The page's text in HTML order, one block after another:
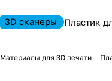
3D сканеры Пластик
Материалы для 3D печати